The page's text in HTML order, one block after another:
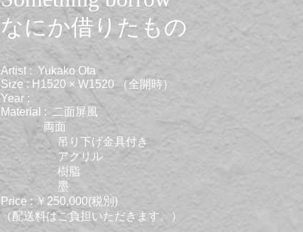
​なにか借りたもの
Artist : Yukako Ota
Size : H1520 × W1520 （全開時）
Year :
Material : 二面屏風
​ 両面
吊り下げ金具付き
アクリル
樹脂
墨
Price : ￥250,000(税別)
（配送料はご負担いただきます。）